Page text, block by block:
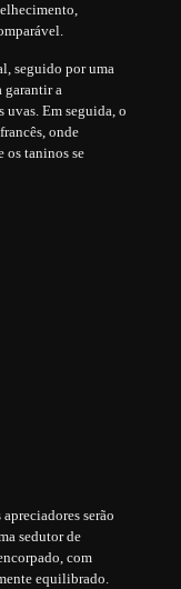
seguido por uma
garantir a
uvas. Em seguida, o
onde
os taninos se
serão
sedutor de
com
equilibrado.